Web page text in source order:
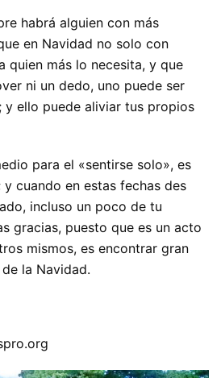
habrá alguien con más
en Navidad no solo con
quien más lo necesita, y que
ni un dedo, uno puede ser
y ello puede aliviar tus propios
para el «sentirse solo», es
cuando en estas fechas des
incluso un poco de tu
gracias, puesto que es un acto
mismos, es encontrar gran
la Navidad.